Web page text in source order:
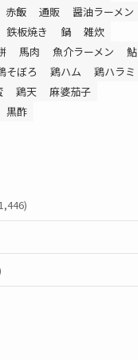
赤飯 通販
醤油ラーメン
鉄板焼き 鍋
雑炊
馬肉 魚介ラーメン
鮎
そぼろ 鶏ハム
鶏ハラミ
鶏天
麻婆茄子
黒酢